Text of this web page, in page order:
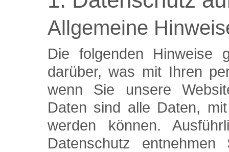
Allgemeine
Die folgenden Hinweise
darüber, was mit Ihren
wenn Sie unsere
Daten sind alle Daten,
werden können.
Datenschutz